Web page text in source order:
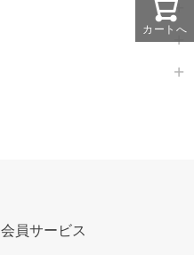
カートへ
会員サービス